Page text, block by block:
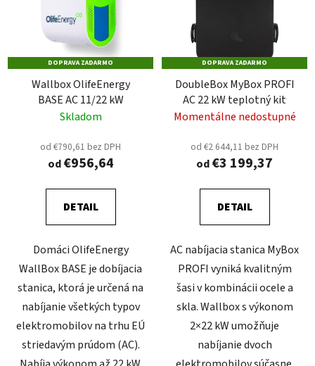
DOPRAVA ZADARMO
Wallbox OlifeEnergy
BASE AC 11/22 kW
Skladom
od €790,61 bez DPH
od€956,64
DETAIL
Domáci OlifeEnergy
WallBox BASE je dobíjacia
stanica, ktorá je určená na
nabíjanie všetkých typov
elektromobilov na trhu EÚ
striedavým prúdom (AC).
DOPRAVA ZADARMO
DoubleBox MyBox PROFI
AC 22 kW teplotný kit
Momentálne nedostupné
od €2 644,11 bez DPH
od€3 199,37
DETAIL
AC nabíjacia stanica MyBox
PROFI vyniká kvalitným
šasi v kombinácii ocele a
skla. Wallbox s výkonom
2×22 kW umožňuje
nabíjanie dvoch